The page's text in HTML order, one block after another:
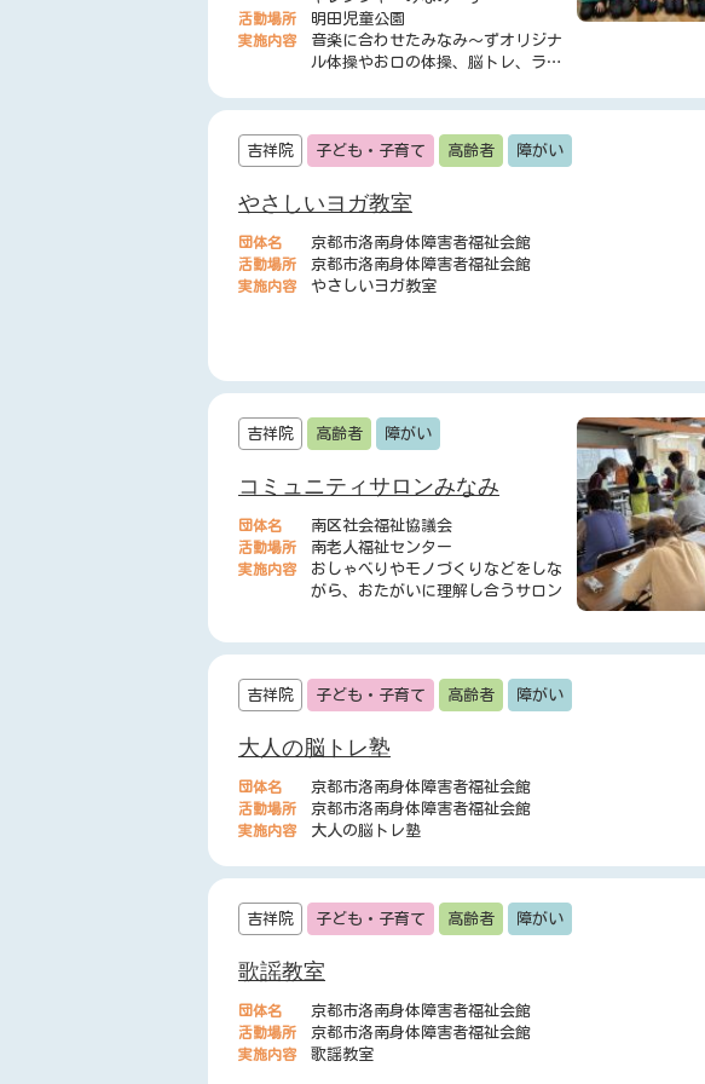
活動場所 明田児童公園
実施内容
音楽に合わせたみなみ～ずオリジナ
ル体操やお口の体操、脳トレ、ラジ
吉祥院 子ども・子育て 高齢者 障がい
やさしいヨガ教室
団体名 京都市洛南身体障害者福祉会館
活動場所 京都市洛南身体障害者福祉会館
実施内容 やさしいヨガ教室
吉祥院 高齢者 障がい
コミュニティサロンみなみ
団体名 南区社会福祉協議会
活動場所 南老人福祉センター
実施内容
おしゃべりやモノづくりなどをしな
がら、おたがいに理解し合うサロン
吉祥院 子ども・子育て 高齢者 障がい
大人の脳トレ塾
団体名 京都市洛南身体障害者福祉会館
活動場所 京都市洛南身体障害者福祉会館
実施内容 大人の脳トレ塾
吉祥院 子ども・子育て 高齢者 障がい
歌謡教室
団体名 京都市洛南身体障害者福祉会館
活動場所 京都市洛南身体障害者福祉会館
実施内容 歌謡教室